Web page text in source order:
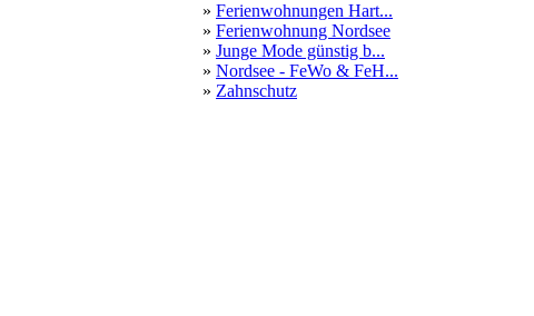
» Ferienwohnungen Hart...
» Ferienwohnung Nordsee
» Junge Mode günstig b...
» Nordsee - FeWo & FeH...
» Zahnschutz